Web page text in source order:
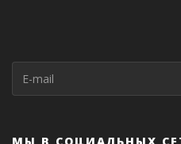
МЫ В СОЦИАЛЬНЫХ